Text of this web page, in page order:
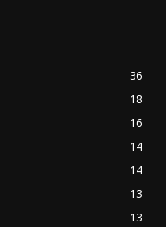
36
18
16
14
14
13
13